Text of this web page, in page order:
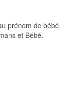
prénom de bébé.
et Bébé.